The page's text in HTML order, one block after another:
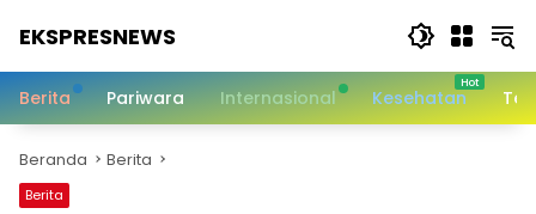
EKSPRESNEWS
Dalam
Berita Pariwara Internasional Kesehatan
Beranda Berita
Berita